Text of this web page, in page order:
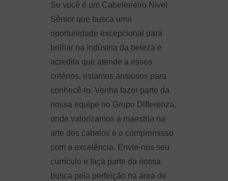
Se você é um Cabeleireiro Nível
Sênior que busca uma
oportunidade excepcional para
brilhar na indústria da beleza e
acredita que atende a esses
critérios, estamos ansiosos para
conhecê-lo. Venha fazer parte da
nossa equipe no Grupo Differenza,
onde valorizamos a maestria na
arte dos cabelos e o compromisso
com a excelência. Envie-nos seu
currículo e faça parte da nossa
busca pela perfeição na área de